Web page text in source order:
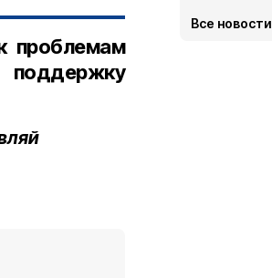
проблемам
поддержку
Все новости